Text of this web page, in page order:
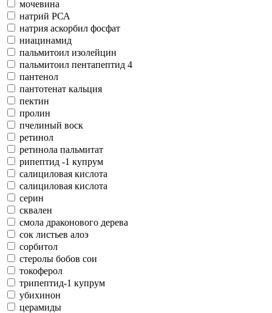
мочевина
натрий РСА
натрия аскорбил фосфат
ниацинамид
пальмитоил изолейцин
пальмитоил пентапептид 4
пантенол
пантотенат кальция
пектин
пролин
пчелиный воск
ретинол
ретинола пальмитат
рипептид -1 купрум
салициловая кислота
салициловая кислота
серин
сквален
смола драконового дерева
сок листьев алоэ
сорбитол
стеролы бобов сои
токоферол
трипептид-1 купрум
убихинон
церамиды